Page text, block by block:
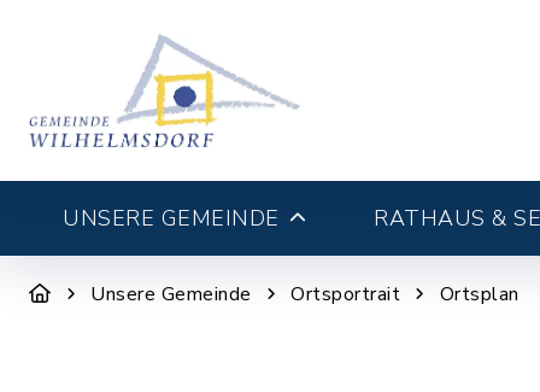
UNSERE GEMEINDE RATHAUS &
Unsere Gemeinde Ortsportrait Ortsplan